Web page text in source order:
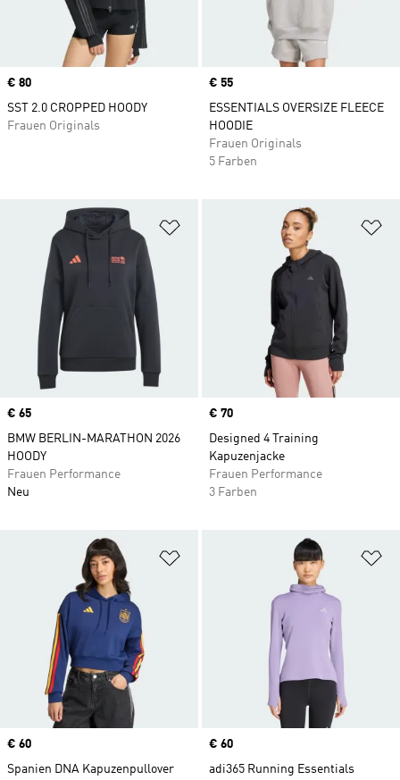
Price
€ 80
SST 2.0 CROPPED HOODY
Frauen Originals
Price
€ 55
ESSENTIALS OVERSIZE FLEECE
HOODIE
Frauen Originals
5 Farben
Zur Wunschliste hinzufügen
Price
€ 65
BMW BERLIN-MARATHON 2026
HOODY
Frauen Performance
Neu
Price
€ 70
Designed 4 Training
Kapuzenjacke
Frauen Performance
3 Farben
Zur Wunschliste hinzufügen
Price
€ 60
Spanien DNA Kapuzenpullover
Price
€ 60
adi365 Running Essentials